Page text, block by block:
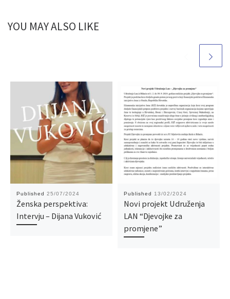
YOU MAY ALSO LIKE
Published 25/07/2024
Ženska perspektiva:
Intervju – Dijana Vuković
Published 13/02/2024
Novi projekt Udruženja
LAN “Djevojke za
promjene”